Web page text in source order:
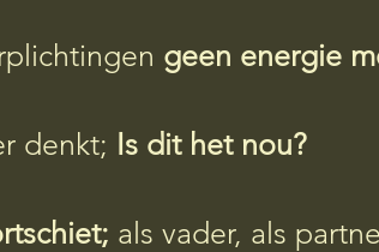
geen energie
denkt; Is dit het nou?
als vader, als